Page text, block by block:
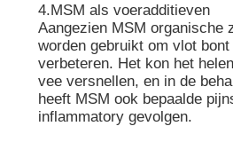
4.MSM als voeradditieven
Aangezien MSM organische
worden gebruikt om vlot
verbeteren. Het kon het
vee versnellen, en in de
heeft MSM ook bepaalde
inflammatory gevolgen.